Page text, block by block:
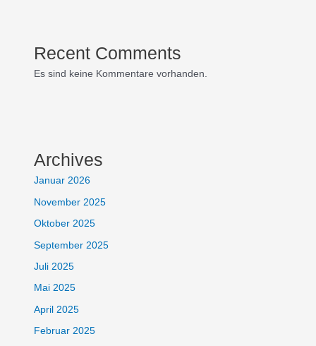
Recent Comments
Es sind keine Kommentare vorhanden.
Archives
Januar 2026
November 2025
Oktober 2025
September 2025
Juli 2025
Mai 2025
April 2025
Februar 2025